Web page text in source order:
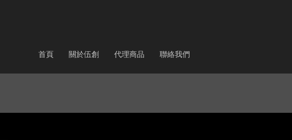
首頁 關於伍創 代理商品 聯絡我們